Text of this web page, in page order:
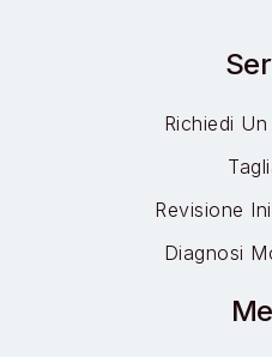
Richiedi
Revisione
Diagnosi